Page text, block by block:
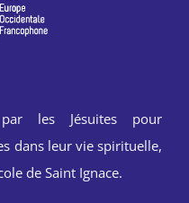
les Jésuites pour
dans leur vie spirituelle,
de Saint Ignace.